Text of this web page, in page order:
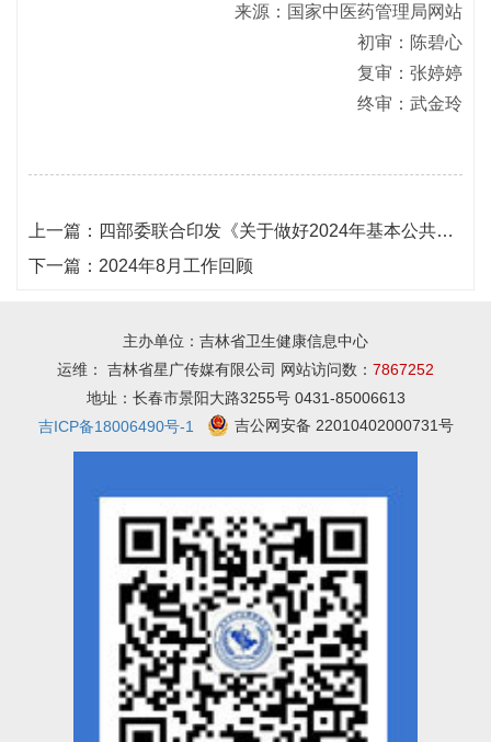
来源：国家中医药管理局网站
初审：陈碧心
复审：张婷婷
终审：武金玲
上一篇： 四部委联合印发《关于做好2024年基本公共卫生服务工作的通知》（附解读）
下一篇： 2024年8月工作回顾
主办单位：吉林省卫生健康信息中心
运维： 吉林省星广传媒有限公司 网站访问数： 7867252
地址：长春市景阳大路3255号 0431-85006613
吉ICP备18006490号-1
吉公网安备 22010402000731号